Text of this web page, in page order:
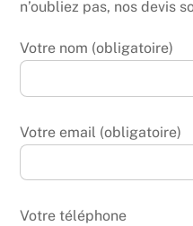
n’oubliez pas, nos devis
Votre nom (obligatoire)
Votre email (obligatoire)
Votre téléphone